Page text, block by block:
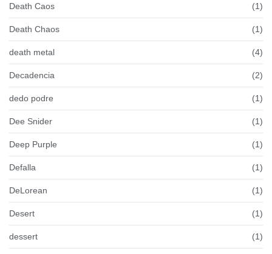
Death Caos (1)
Death Chaos (1)
death metal (4)
Decadencia (2)
dedo podre (1)
Dee Snider (1)
Deep Purple (1)
Defalla (1)
DeLorean (1)
Desert (1)
dessert (1)